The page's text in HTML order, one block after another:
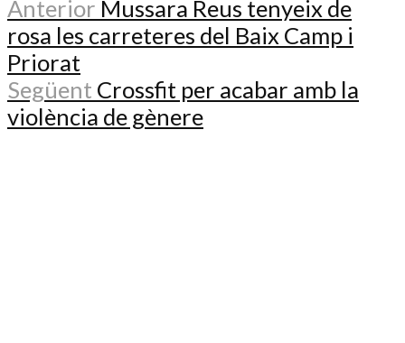
Anterior Mussara Reus tenyeix de
rosa les carreteres del Baix Camp i
Priorat
Següent Crossfit per acabar amb la
violència de gènere